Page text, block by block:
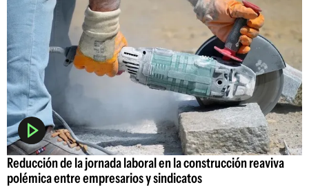
Reducción de la jornada laboral en la construcción reaviva
polémica entre empresarios y sindicatos